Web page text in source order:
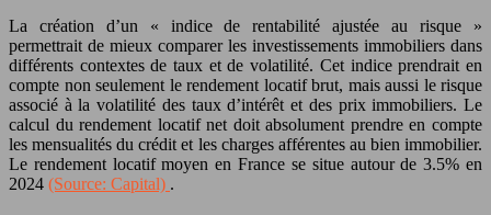
La création d’un « indice de rentabilité ajustée au risque »
permettrait de mieux comparer les investissements immobiliers dans
différents contextes de taux et de volatilité. Cet indice prendrait en
compte non seulement le rendement locatif brut, mais aussi le risque
associé à la volatilité des taux d’intérêt et des prix immobiliers. Le
calcul du rendement locatif net doit absolument prendre en compte
les mensualités du crédit et les charges afférentes au bien immobilier.
Le rendement locatif moyen en France se situe autour de 3.5% en
2024 (Source: Capital) .